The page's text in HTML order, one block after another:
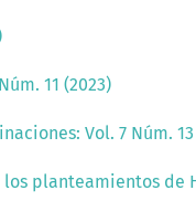
11 (2023)
Vol. 7 Núm.
planteamientos de